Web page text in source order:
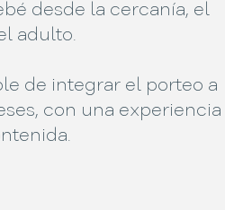
desde la cercanía, el
adulto.
de integrar el porteo a
con una experiencia